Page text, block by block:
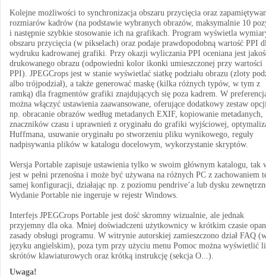
Kolejne możliwości to synchronizacja obszaru przycięcia oraz
rozmiarów kadrów (na podstawie wybranych obrazów, maksymalnie 10
i następnie szybkie stosowanie ich na grafikach. Program wyświetla
obszaru przycięcia (w pikselach) oraz podaje prawdopodobną wartość PPI
wydruku kadrowanej grafiki. Przy okazji wyliczania PPI oceniana jest
drukowanego obrazu (odpowiedni kolor ikonki umieszczonej przy wartości
PPI). JPEGCrops jest w stanie wyświetlać siatkę podziału obrazu (zloty
albo trójpodział), a także generować maskę (kilka różnych typów, w tym z
ramką) dla fragmentów grafiki znajdujących się poza kadrem. W
można włączyć ustawienia zaawansowane, oferujące dodatkowy zestaw
np. obracanie obrazów według metadanych EXIF, kopiowanie metadanych,
znaczników czasu i uprawnień z oryginału do grafiki wyjściowej,
Huffmana, usuwanie oryginału po stworzeniu pliku wynikowego, reguły
nadpisywania plików w katalogu docelowym, wykorzystanie skryptów.
Wersja Portable zapisuje ustawienia tylko w swoim głównym katalogu, tak
jest w pełni przenośna i może być używana na różnych PC z zachowaniem
samej konfiguracji, działając np. z poziomu pendrive’a lub dysku
Wydanie Portable nie ingeruje w rejestr Windows.
Interfejs JPEGCrops Portable jest dość skromny wizualnie, ale jednak
przyjemny dla oka. Mniej doświadczeni użytkownicy w krótkim czasie
zasady obsługi programu. W witrynie autorskiej zamieszczono dział FAQ
języku angielskim), poza tym przy użyciu menu Pomoc można wyświetlić
skrótów klawiaturowych oraz krótką instrukcję (sekcja O...).
Uwaga!